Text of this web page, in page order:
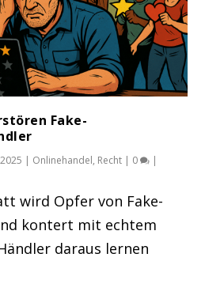
Fake-
| Onlinehandel, Recht | 0 |
wird Opfer von Fake-
kontert mit echtem
daraus lernen